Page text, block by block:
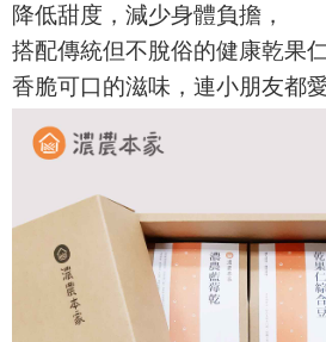
降低甜度，減少身體負擔，
搭配傳統但不脫俗的健康乾果
香脆可口的滋味，連小朋友都